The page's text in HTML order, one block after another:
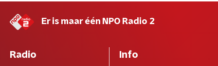
Er is maar één NPO Radio 2
Radio Info